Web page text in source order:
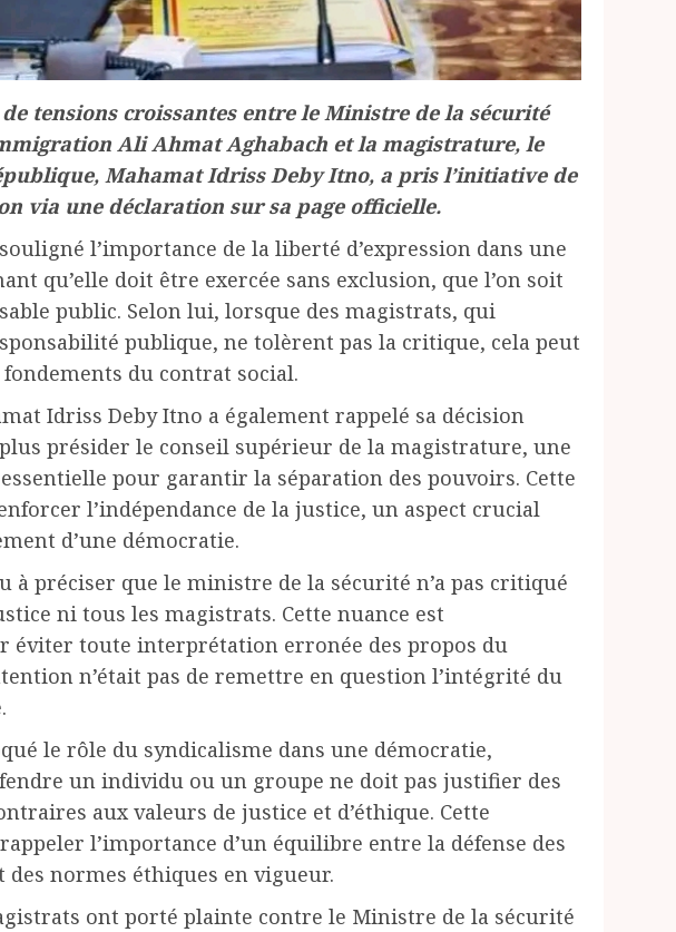
tensions croissantes entre le Ministre de la sécurité
Ali Ahmat Aghabach et la magistrature, le
Mahamat Idriss Deby Itno, a pris l’initiative de
via une déclaration sur sa page officielle.
l’importance de la liberté d’expression dans une
qu’elle doit être exercée sans exclusion, que l’on soit
public. Selon lui, lorsque des magistrats, qui
publique, ne tolèrent pas la critique, cela peut
du contrat social.
Idriss Deby Itno a également rappelé sa décision
présider le conseil supérieur de la magistrature, une
pour garantir la séparation des pouvoirs. Cette
l’indépendance de la justice, un aspect crucial
d’une démocratie.
à préciser que le ministre de la sécurité n’a pas critiqué
ni tous les magistrats. Cette nuance est
éviter toute interprétation erronée des propos du
n’était pas de remettre en question l’intégrité du
le rôle du syndicalisme dans une démocratie,
un individu ou un groupe ne doit pas justifier des
aux valeurs de justice et d’éthique. Cette
l’importance d’un équilibre entre la défense des
des normes éthiques en vigueur.
ont porté plainte contre le Ministre de la sécurité